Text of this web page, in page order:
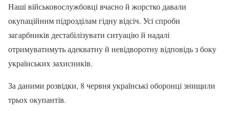
Наші військовослужбовці вчасно й жорстко давали
окупаційним підрозділам гідну відсіч. Усі спроби
загарбників дестабілізувати ситуацію й надалі
отримуватимуть адекватну й невідворотну відповідь з боку
українських захисників.
За даними розвідки, 8 червня українські оборонці знищили
трьох окупантів.